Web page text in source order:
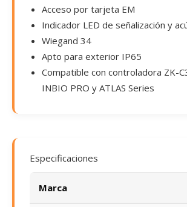
Acceso por tarjeta EM
Indicador LED de señalización y
Wiegand 34
Apto para exterior IP65
Compatible con controladora ZK-
INBIO PRO y ATLAS Series
Especificaciones
Marca